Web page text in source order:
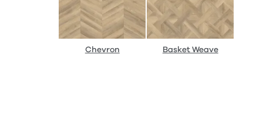
Chevron Basket Weave